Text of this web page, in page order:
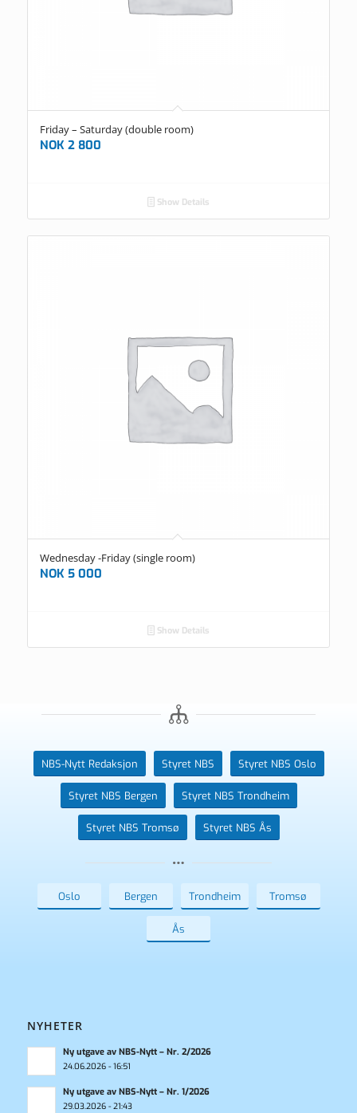
Friday – Saturday (double room)
NOK2 800
Show Details
Wednesday -Friday (single room)
NOK5 000
Show Details
NBS-Nytt Redaksjon Styret NBS Styret NBS Oslo
Styret NBS Bergen Styret NBS Trondheim
Styret NBS Tromsø Styret NBS Ås
Oslo Bergen Trondheim Tromsø
Ås
NYHETER
Ny utgave av NBS-Nytt – Nr. 2/2026
24.06.2026 - 16:51
Ny utgave av NBS-Nytt – Nr. 1/2026
29.03.2026 - 21:43